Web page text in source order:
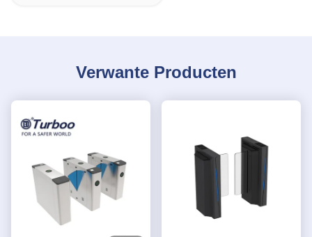
Verwante Producten